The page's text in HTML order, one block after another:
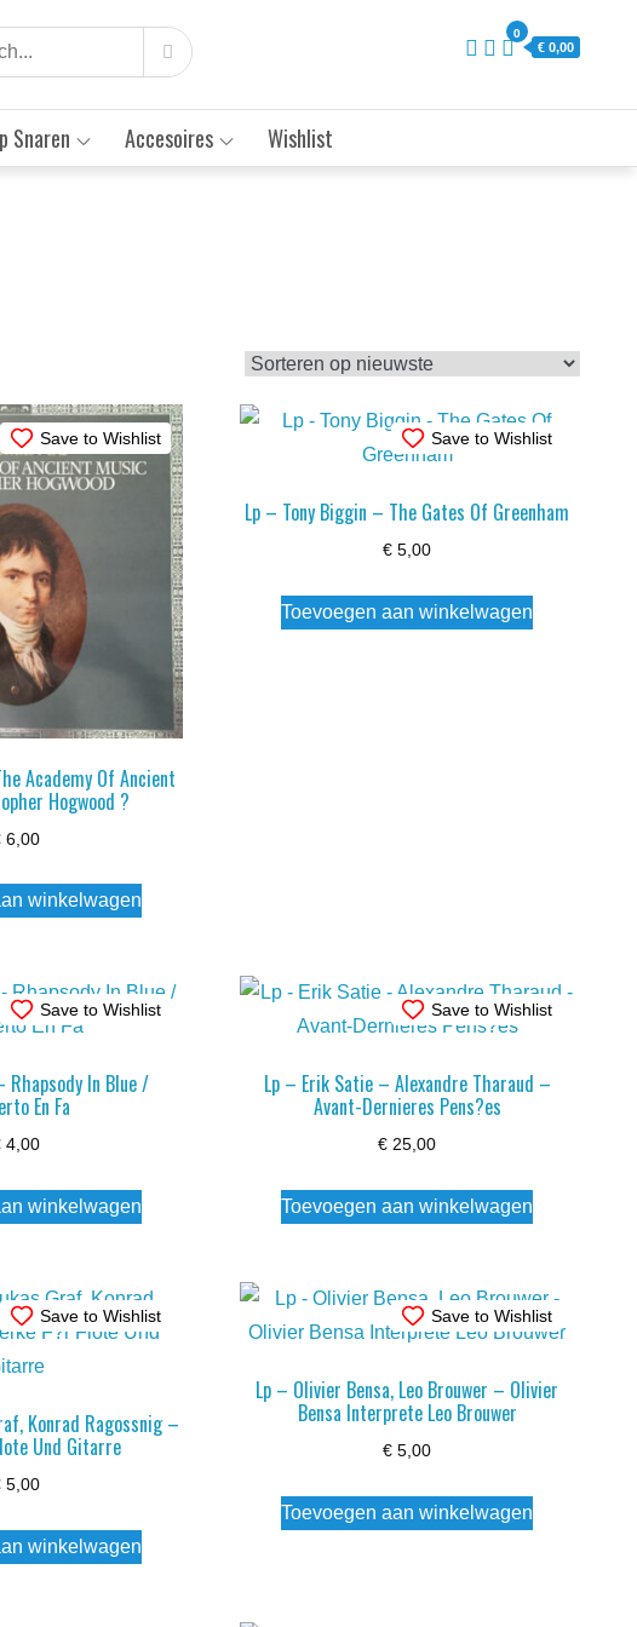
0
€ 0,00
Snaren Accesoires Wishlist
Save to Wishlist
Academy Of Ancient
Hogwood ?
6,00
winkelwagen
Save to Wishlist
Lp – Tony Biggin – The Gates Of Greenham
€ 5,00
Toevoegen aan winkelwagen
Save to Wishlist
Rhapsody In Blue /
En Fa
4,00
winkelwagen
Save to Wishlist
Lp – Erik Satie – Alexandre Tharaud –
Avant-Dernieres Pens?es
€ 25,00
Toevoegen aan winkelwagen
Save to Wishlist
Konrad Ragossnig –
Und Gitarre
5,00
winkelwagen
Save to Wishlist
Lp – Olivier Bensa, Leo Brouwer – Olivier
Bensa Interprete Leo Brouwer
€ 5,00
Toevoegen aan winkelwagen